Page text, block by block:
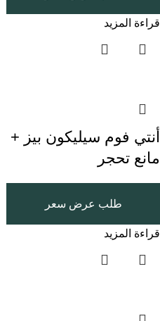
قراءة المزيد
أنتي فوم سيليكون بيز +
مانع تحجر
طلب عرض سعر
قراءة المزيد